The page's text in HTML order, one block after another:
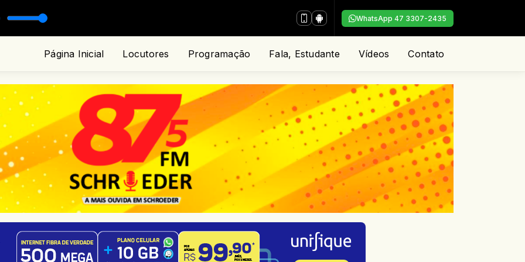
WhatsApp 47 3307-2435
Página Inicial Locutores Programação Fala, Estudante Vídeos Contato